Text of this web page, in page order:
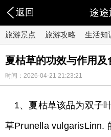
返回 途
旅游景点 旅游攻略 生活知
夏枯草的功效与作用及
时间：2026-04-21 21:23:21
1、夏枯草该品为双子
草Prunella vulgarisLinn.